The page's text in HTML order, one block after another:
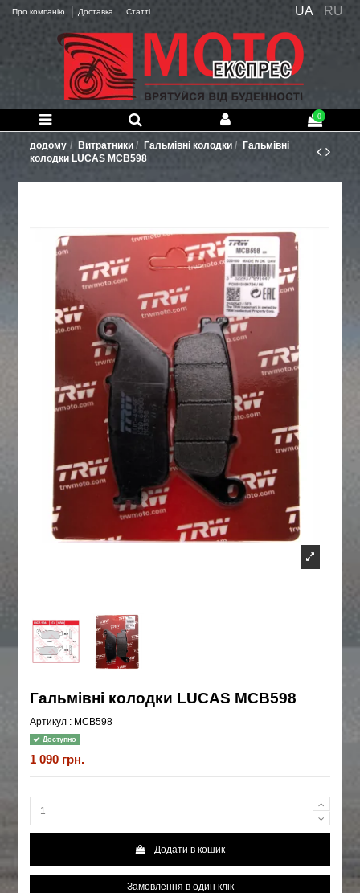
Про компанію Доставка Статті UA RU
0
додому Витратники Гальмівні колодки
Гальмівні
колодки LUCAS MCB598
Гальмівні колодки LUCAS MCB598
Артикул : MCB598
Доступно
1 090 грн.
Додати в кошик
Замовлення в один клік